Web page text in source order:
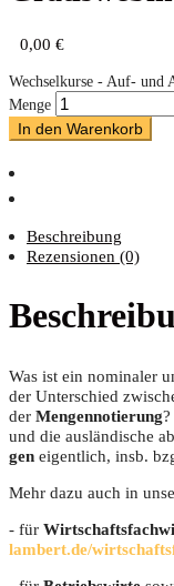
0,00 €
Wechselkurse - Auf- und
Menge
In den Warenkorb
Beschreibung
Rezensionen (0)
Was ist ein nomi­na­ler
der Unter­schied
der Men­gen­no­tie­rung
und die aus­län­di­sche
gen eigent­lich, insb.
Mehr dazu auch in
- für
lambert.de/